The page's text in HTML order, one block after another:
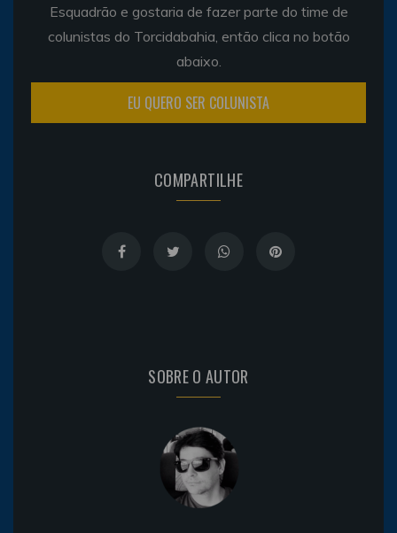
Esquadrão e gostaria de fazer parte do time de
colunistas do Torcidabahia, então clica no botão
abaixo.
EU QUERO SER COLUNISTA
COMPARTILHE
SOBRE O AUTOR